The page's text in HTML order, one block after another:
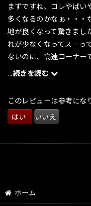
まずですね、コレやばい
多くなるのかなぁ・・・
地が良くなって驚きまし
れが少なくなってスーっ
ないのに、高速コーナー
ル性が向上したので、
調なら全然高く感じない
...続きを読む
このレビューは参考にな
はい いいえ
ホーム